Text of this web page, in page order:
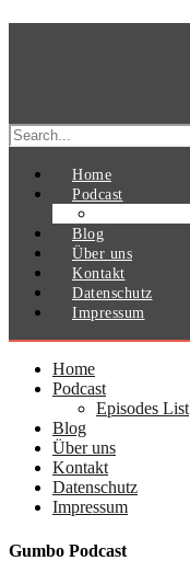
Search
for:
Home
Podcast
Blog
Über uns
Kontakt
Datenschutz
Impressum
Home
Podcast
Episodes List
Blog
Über uns
Kontakt
Datenschutz
Impressum
Gumbo Podcast